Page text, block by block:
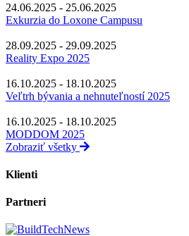
24.06.2025 - 25.06.2025
Exkurzia do Loxone Campusu
28.09.2025 - 29.09.2025
Reality Expo 2025
16.10.2025 - 18.10.2025
Veľtrh bývania a nehnuteľností 2025
16.10.2025 - 18.10.2025
MODDOM 2025
Zobraziť všetky
Klienti
Partneri